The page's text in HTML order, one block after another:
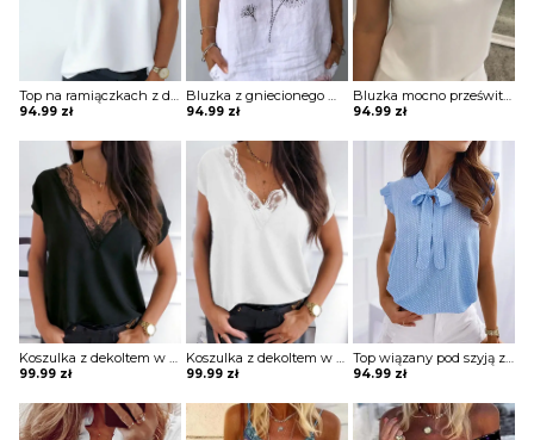
94.99 zł 94.99 zł
Bluzka mocno prześwitująca z krótkimi koronkowymi rękawami z wycięciem na dekolcie
94.99 zł
99.99 zł 99.99 zł
Top wiązany pod szyją z falbankami przy rękawach
94.99 zł